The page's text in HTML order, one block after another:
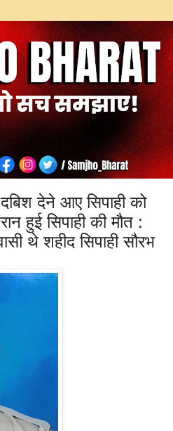
देने आए सिपाही को
हुई सिपाही की मौत :
थे शहीद सिपाही सौरभ